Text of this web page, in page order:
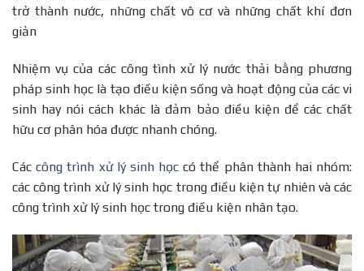
trở thành nước, những chất vô cơ và những chất khí đơn
giản
Nhiệm vụ của các công tình xử lý nước thải bằng phương
pháp sinh học là tạo điều kiện sống và hoạt động của các vi
sinh hay nói cách khác là đảm bảo điều kiện để các chất
hữu cơ phân hóa được nhanh chóng.
Cáccông trình xử lý sinh học có thể phân thành hai nhóm:
các công trình xử lý sinh học trong điều kiện tự nhiên và các
công trình xử lý sinh học trong điều kiện nhân tạo.